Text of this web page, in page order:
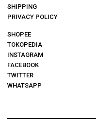
SHIPPING
PRIVACY POLICY
SHOPEE
TOKOPEDIA
INSTAGRAM
FACEBOOK
TWITTER
WHATSAPP